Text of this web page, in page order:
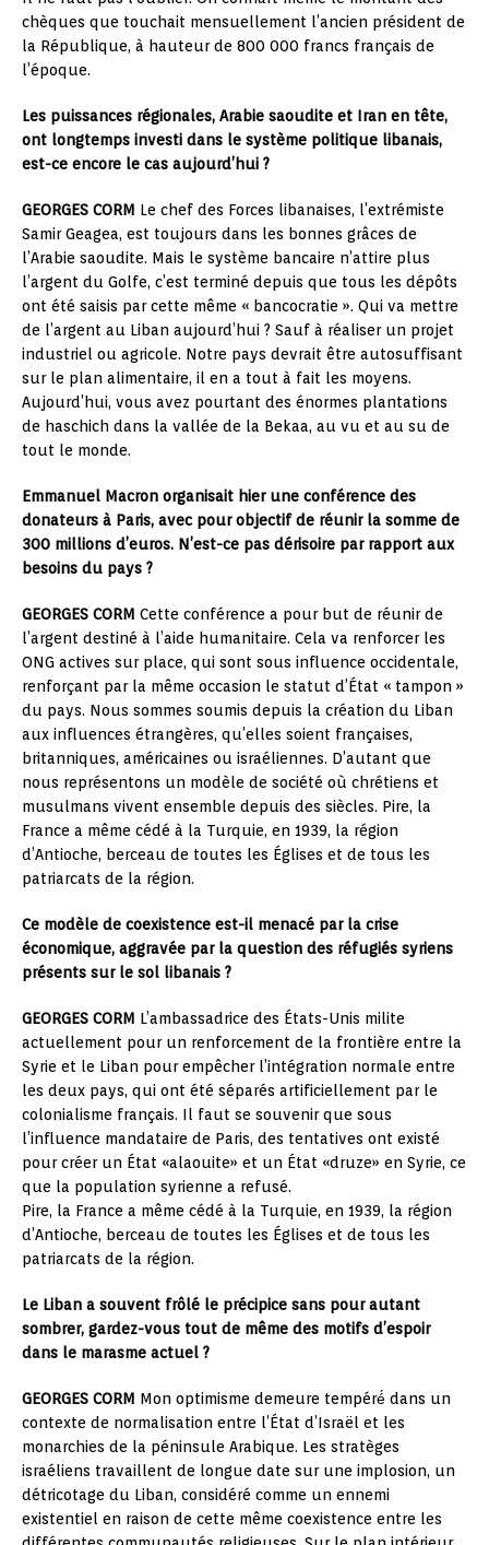
chèques que touchait mensuellement l’ancien président de
la République, à hauteur de 800 000 francs français de
l’époque.
Les puissances régionales, Arabie saoudite et Iran en tête,
ont longtemps investi dans le système politique libanais,
est-ce encore le cas aujourd’hui ?
GEORGES CORM Le chef des Forces libanaises, l’extrémiste
Samir Geagea, est toujours dans les bonnes grâces de
l’Arabie saoudite. Mais le système bancaire n’attire plus
l’argent du Golfe, c’est terminé depuis que tous les dépôts
ont été saisis par cette même « bancocratie ». Qui va mettre
de l’argent au Liban aujourd’hui ? Sauf à réaliser un projet
industriel ou agricole. Notre pays devrait être autosuffisant
sur le plan alimentaire, il en a tout à fait les moyens.
Aujourd’hui, vous avez pourtant des énormes plantations
de haschich dans la vallée de la Bekaa, au vu et au su de
tout le monde.
Emmanuel Macron organisait hier une conférence des
donateurs à Paris, avec pour objectif de réunir la somme de
300 millions d’euros. N’est-ce pas dérisoire par rapport aux
besoins du pays ?
GEORGES CORM Cette conférence a pour but de réunir de
l’argent destiné à l’aide humanitaire. Cela va renforcer les
ONG actives sur place, qui sont sous influence occidentale,
renforçant par la même occasion le statut d’État « tampon »
du pays. Nous sommes soumis depuis la création du Liban
aux influences étrangères, qu’elles soient françaises,
britanniques, américaines ou israéliennes. D’autant que
nous représentons un modèle de société où chrétiens et
musulmans vivent ensemble depuis des siècles. Pire, la
France a même cédé à la Turquie, en 1939, la région
d’Antioche, berceau de toutes les Églises et de tous les
patriarcats de la région.
Ce modèle de coexistence est-il menacé par la crise
économique, aggravée par la question des réfugiés syriens
présents sur le sol libanais ?
GEORGES CORM L’ambassadrice des États-Unis milite
actuellement pour un renforcement de la frontière entre la
Syrie et le Liban pour empêcher l’intégration normale entre
les deux pays, qui ont été séparés artificiellement par le
colonialisme français. Il faut se souvenir que sous
l’influence mandataire de Paris, des tentatives ont existé
pour créer un État «alaouite» et un État «druze» en Syrie, ce
que la population syrienne a refusé.
Pire, la France a même cédé à la Turquie, en 1939, la région
d’Antioche, berceau de toutes les Églises et de tous les
patriarcats de la région.
Le Liban a souvent frôlé le précipice sans pour autant
sombrer, gardez-vous tout de même des motifs d’espoir
dans le marasme actuel ?
GEORGES CORM Mon optimisme demeure tempéré́ dans un
contexte de normalisation entre l’État d’Israël et les
monarchies de la péninsule Arabique. Les stratèges
israéliens travaillent de longue date sur une implosion, un
détricotage du Liban, considéré comme un ennemi
existentiel en raison de cette même coexistence entre les